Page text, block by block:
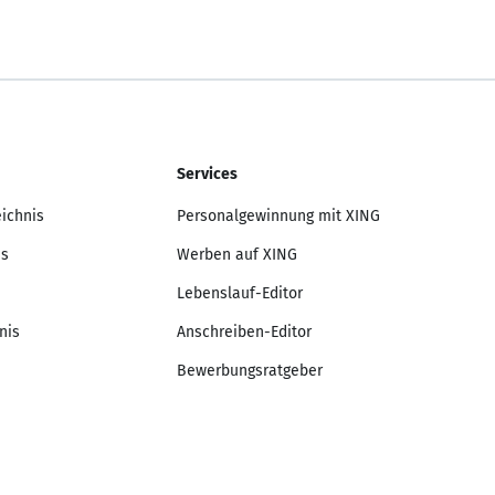
Services
Personalgewinnung mit XING
Werben auf XING
Lebenslauf-Editor
Anschreiben-Editor
Bewerbungsratgeber